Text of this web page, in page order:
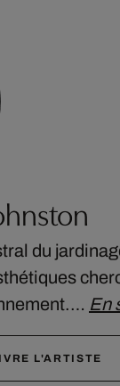
du
En
L'ARTISTE